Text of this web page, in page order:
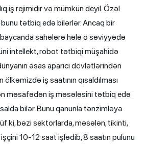
iş rejimidir və mümkün deyil. Özəl
tətbiq edə bilərlər. Ancaq bir
sahələrə hələ o səviyyədə
intellekt, robot tətbiqi müşahidə
əsas aparıcı dövlətlərindən
iş saatının qısaldılması
məsafədən iş məsələsini tətbiq edə
bilər. Bunu qanunla tənzimləyə
ki, bəzi sektorlarda, məsələn, tikinti,
10-12 saat işlədib, 8 saatın pulunu